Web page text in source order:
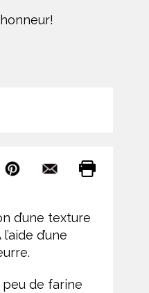
d’une texture
d’une
de farine